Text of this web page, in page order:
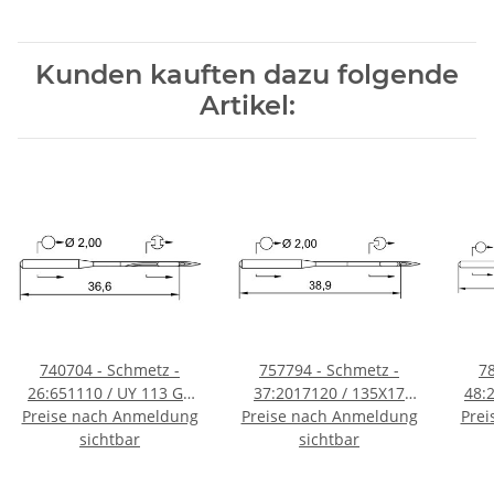
Kunden kauften dazu folgende
Artikel:
740704 - Schmetz -
26:651110 / UY 113 GS
Nadeldicke: 110 / Preis
pro Karte á 10 Nadeln
Preise nach Anmeldung
sichtbar
757794 - Schmetz -
37:2017120 / 135X17
SERV 7 Nadeldicke: 120 /
Preis pro Karte á 10
Preise nach Anmeldung
sichtbar